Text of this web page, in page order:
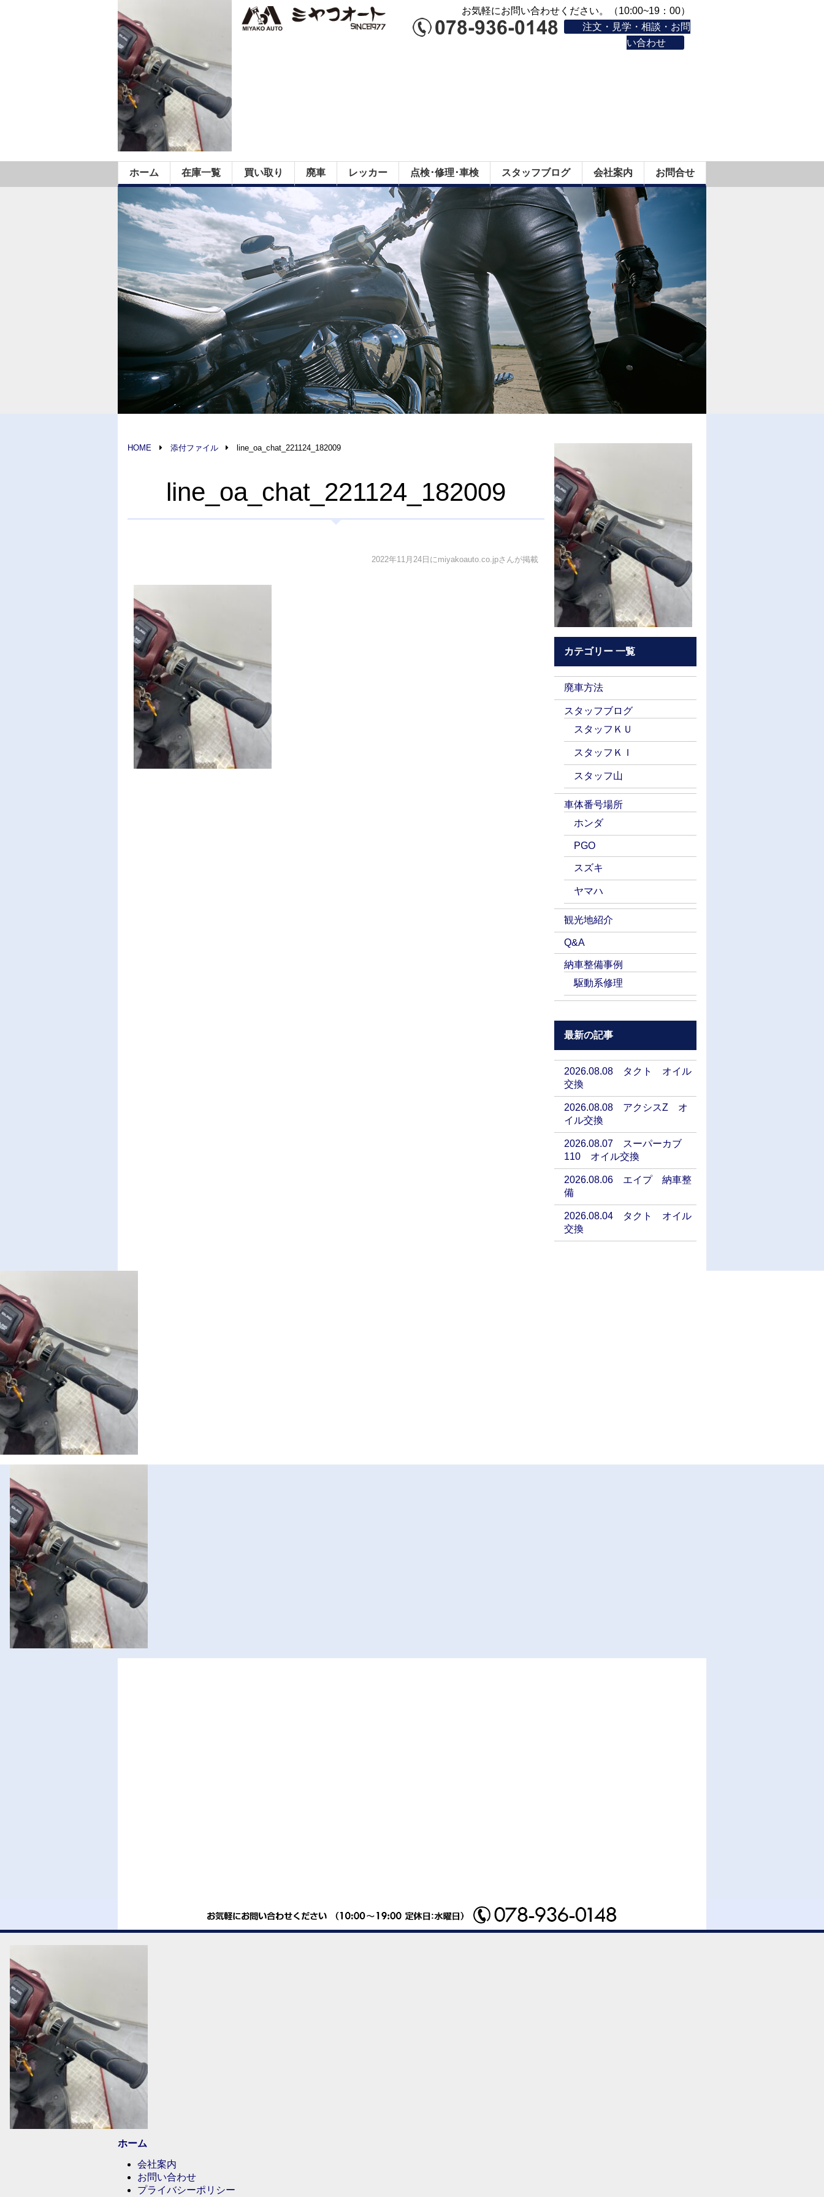
お気軽にお問い合わせください。（10:00~19：00）
注文・見学・相談・お問
い合わせ
ホーム 在庫一覧 買い取り 廃車 レッカー 点検･修理･車検 スタッフブログ 会社案内 お問合せ
HOME 添付ファイル line_oa_chat_221124_182009
line_oa_chat_221124_182009
2022年11月24日にmiyakoauto.co.jpさんが掲載
カテゴリー 一覧
廃車方法
スタッフブログ
スタッフＫＵ
スタッフＫＩ
スタッフ山
車体番号場所
ホンダ
PGO
スズキ
ヤマハ
観光地紹介
Q&A
納車整備事例
駆動系修理
最新の記事
2026.08.08 タクト オイル
交換
2026.08.08 アクシスZ オ
イル交換
2026.08.07 スーパーカブ
110 オイル交換
2026.08.06 エイプ 納車整
備
2026.08.04 タクト オイル
交換
ホーム
会社案内
お問い合わせ
プライバシーポリシー